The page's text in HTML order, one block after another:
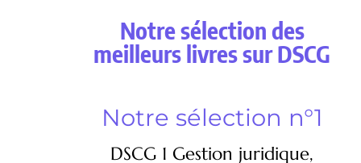
Notre sélection des
meilleurs livres sur DSCG
Notre sélection n°1
DSCG 1 Gestion juridique,